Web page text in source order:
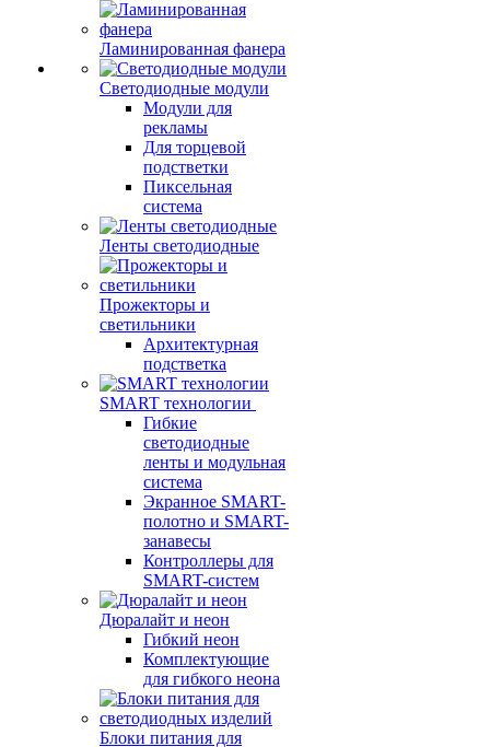
Ламинированная фанера
Светодиодные модули
Модули для
рекламы
Для торцевой
подстветки
Пиксельная
система
Ленты светодиодные
Прожекторы и
светильники
Архитектурная
подстветка
SMART технологии
Гибкие
светодиодные
ленты и модульная
система
Экранное SMART-
полотно и SMART-
занавесы
Контроллеры для
SMART-систем
Дюралайт и неон
Гибкий неон
Комплектующие
для гибкого неона
Блоки питания для